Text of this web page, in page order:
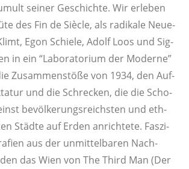
sei­ner Geschich­te. Wir erle­ben
des Fin de Siè­cle, als radi­ka­le Neue­
Egon Schie­le, Adolf Loos und Sig­
in ein “Labo­ra­to­ri­um der Moder­ne”
Zusam­men­stö­ße von 1934, den Auf­
und die Schre­cken, die die Scho­
bevöl­ke­rungs­reichs­ten und eth­
Städ­te auf Erden anrich­te­te. Fas­zi­
aus der unmit­tel­ba­ren Nach­
das Wien von The Third Man (Der